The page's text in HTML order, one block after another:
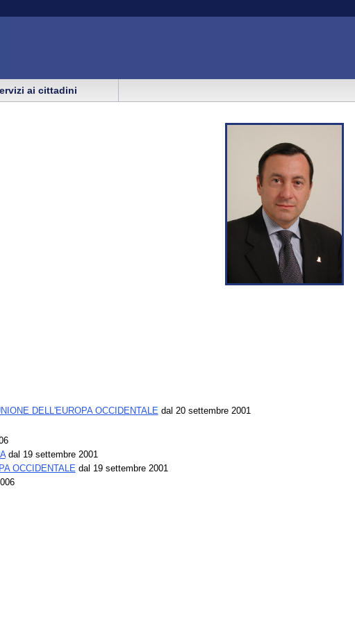
ai cittadini
DELL'EUROPA OCCIDENTALE dal 20 settembre 2001
dal 19 settembre 2001
OCCIDENTALE dal 19 settembre 2001